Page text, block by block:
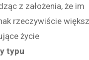
z założenia, że im
rzeczywiście
życie
typu